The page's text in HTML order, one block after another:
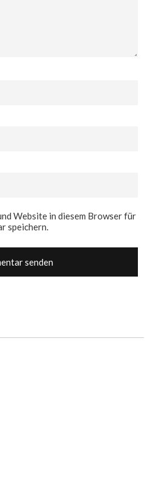
Website in diesem Browser für
speichern.